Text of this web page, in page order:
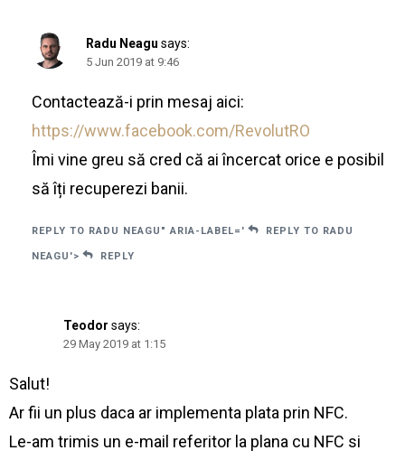
Radu Neagu says:
5 Jun 2019 at 9:46
Contactează-i prin mesaj aici:
https://www.facebook.com/RevolutRO
Îmi vine greu să cred că ai încercat orice e posibil
să îți recuperezi banii.
REPLY TO RADU NEAGU" ARIA-LABEL=' REPLY TO RADU
NEAGU'> REPLY
Teodor says:
29 May 2019 at 1:15
Salut!
Ar fii un plus daca ar implementa plata prin NFC.
Le-am trimis un e-mail referitor la plana cu NFC si